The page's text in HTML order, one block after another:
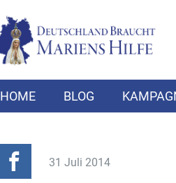
HOME BLOG
31 Juli 2014